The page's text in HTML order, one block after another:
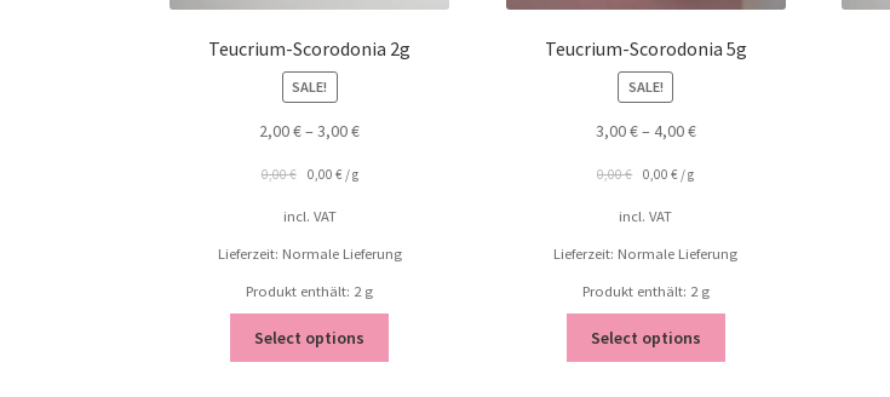
Teucrium-Scorodonia 2g
SALE!
2,00€–3,00€
0,00€ 0,00 €/g
incl. VAT
Lieferzeit: Normale Lieferung
Produkt enthält: 2 g
Select options
Teucrium-Scorodonia 5g
SALE!
3,00€– 4,00€
0,00€ 0,00€ /g
incl. VAT
Lieferzeit: Normale Lieferung
Produkt enthält: 2 g
Select options